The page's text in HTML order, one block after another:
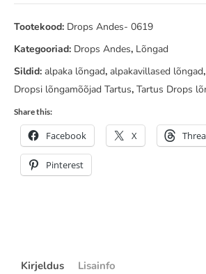
mix
0619
kogus
Tootekood: Drops Andes- 0619
Kategooriad: Drops Andes, Lõngad
Sildid: alpaka lõngad, alpakavillased lõngad,
Dropsi lõngamõõjad Tartus, Tartus Drops
Share this:
Facebook X
Pinterest
Kirjeldus Lisainfo